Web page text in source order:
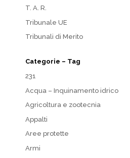
T. A. R.
Tribunale UE
Tribunali di Merito
Categorie – Tag
231
Acqua – Inquinamento idrico
Agricoltura e zootecnia
Appalti
Aree protette
Armi